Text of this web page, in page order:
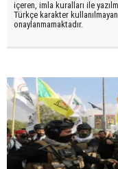
içeren, imla kuralları ile
Türkçe karakter
onaylanmamaktadır.